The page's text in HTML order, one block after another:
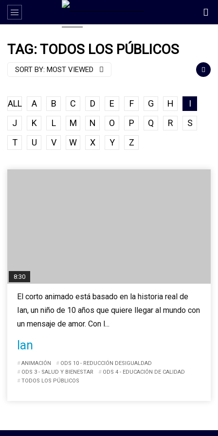
TAG: TODOS LOS PÚBLICOS
SORT BY: MOST VIEWED
ALL A B C D E F G H
I
J
K L M N O P Q R
S
T
U V W X Y Z
8:30
ANIMACIÓN
ODS 10 - REDUCCIÓN DESIGUALDAD
ODS 3 - SALUD Y BIENESTAR
ODS 4 - EDUCACIÓN DE CALIDAD
TODOS LOS PÚBLICOS
Ian
El corto animado está basado en la historia real de
Ian, un niño de 10 años que quiere llegar al mundo con
un mensaje de amor. Con l...